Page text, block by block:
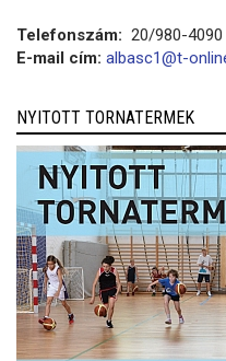
Telefonszám: 20/980-4090
E-mail cím: albasc1@t-
NYITOTT TORNATERMEK